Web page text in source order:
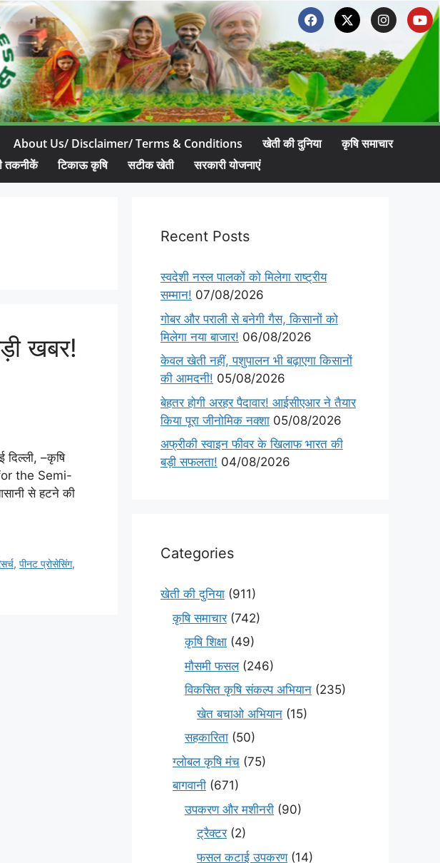
About Us/ Disclaimer/ Terms & Conditions खेती की दुनिया
कृषि समाचार
तकनीकें टिकाऊ कृषि सटीक खेती सरकारी योजनाएं
खबर!
दिल्ली, –कृषि
the Semi-
से हटने की
,पीनट प्रोसेसिंग,
Recent Posts
स्वदेशी नस्ल पालकों को मिलेगा राष्ट्रीय
सम्मान! 07/08/2026
गोबर और पराली से बनेगी गैस, किसानों को
मिलेगा नया बाजार! 06/08/2026
केवल खेती नहीं, पशुपालन भी बढ़ाएगा किसानों
की आमदनी! 05/08/2026
बेहतर होगी अरहर पैदावार! आईसीएआर ने तैयार
किया पूरा जीनोमिक नक्शा 05/08/2026
अफ्रीकी स्वाइन फीवर के खिलाफ भारत की
बड़ी सफलता! 04/08/2026
Categories
खेती की दुनिया (911)
कृषि समाचार(742)
कृषि शिक्षा (49)
मौसमी फसल(246)
विकसित कृषि संकल्प अभियान (235)
खेत बचाओ अभियान (15)
सहकारिता (50)
ग्लोबल कृषि मंच (75)
बागवानी (671)
उपकरण और मशीनरी (90)
ट्रैक्टर(2)
फसल कटाई उपकरण(14)